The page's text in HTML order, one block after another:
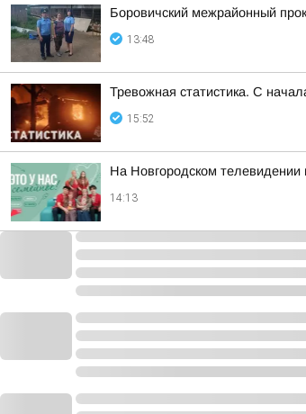
Боровичский межрайонный
13:48
Тревожная статистика. С
15:52
На Новгородском
14:13